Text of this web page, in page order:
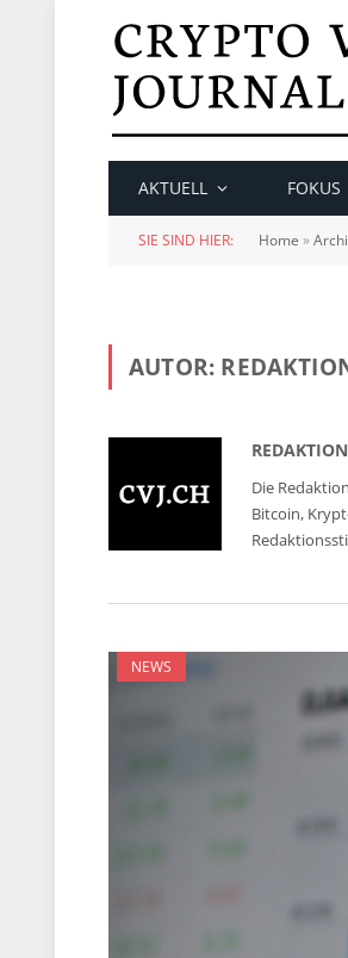
AKTUELL FOKUS
SIE SIND HIER: Home »
AUTOR:
Die
Bitcoin,
NEWS